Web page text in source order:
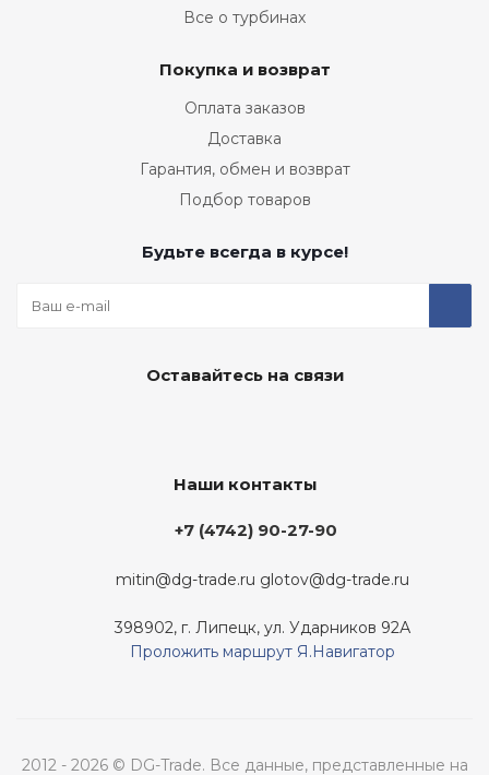
Все о турбинах
Покупка и возврат
Оплата заказов
Доставка
Гарантия, обмен и возврат
Подбор товаров
Будьте всегда в курсе!
Оставайтесь на связи
Наши контакты
+7 (4742) 90-27-90
mitin@dg-trade.ru glotov@dg-trade.ru
398902, г. Липецк, ул. Ударников 92А
Проложить маршрут Я.Навигатор
2012 - 2026 © DG-Trade. Все данные, представленные на